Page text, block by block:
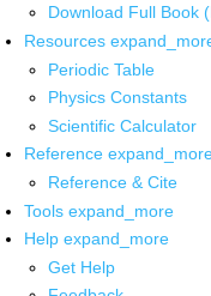
Download Full Book
Resources
Periodic Table
Physics Constants
Scientific Calculator
Reference
Reference & Cite
Tools expand_more
Help expand_more
Get Help